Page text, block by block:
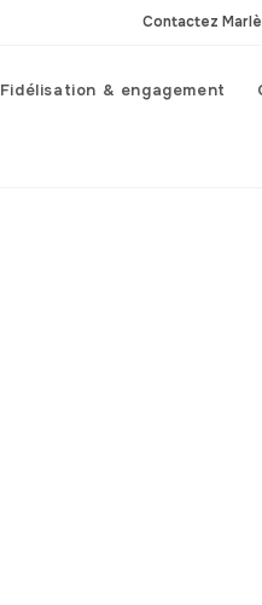
Contactez
Fidélisation & engagement